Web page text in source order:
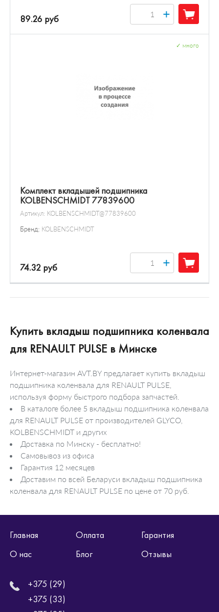
89.26 руб +
Комплект вкладышей подшипника
KOLBENSCHMIDT 77839600
Артикул: KOLBENSCHMIDT@77839600
Бренд: KOLBENSCHMIDT
много
74.32 руб +
Купить вкладыш подшипника коленвала
для RENAULT PULSE в Минске
Интернет-магазин AVT.BY предлагает купить вкладыш
подшипника коленвала для RENAULT PULSE,
используя форму быстрого подбора запчастей.
В каталоге более 5 вкладыш подшипника коленвала
для RENAULT PULSE от производителей GLYCO,
KOLBENSCHMIDT и других
Доставка по Минску - бесплатно!
Самовывоз из офиса
Гарантия 12 месяцев
Доставим по всей Беларуси вкладыш подшипника
коленвала для RENAULT PULSE по цене от 70 руб.
Главная Оплата
Гарантия
О нас
Блог Отзывы
+375 (29)
+375 (33)